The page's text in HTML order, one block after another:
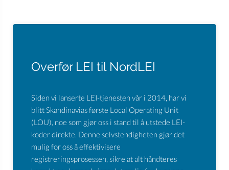
Overfør LEI til NordLEI
Siden vi lanserte LEI-tjenesten vår i 2014, har vi
blitt Skandinavias første Local Operating Unit
(LOU), noe som gjør oss i stand til å utstede LEI-
koder direkte. Denne selvstendigheten gjør det
mulig for oss å effektivisere
registreringsprosessen, sikre at alt håndteres